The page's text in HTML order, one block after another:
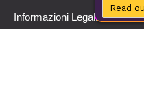
Read
Informazioni Legali